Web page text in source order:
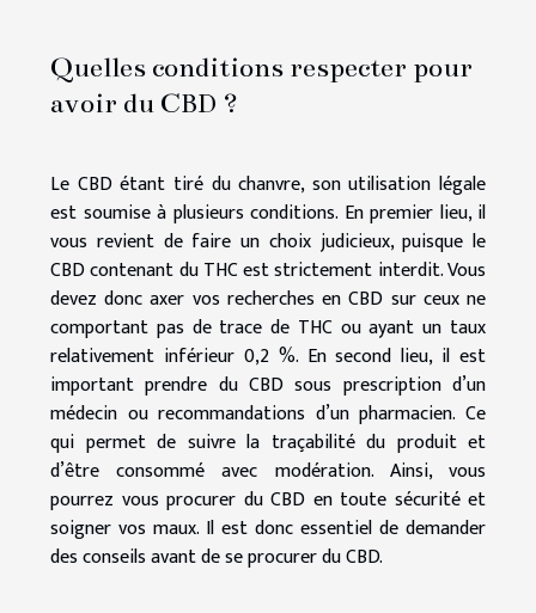
Quelles conditions respecter pour
avoir du CBD ?
Le CBD étant tiré du chanvre, son utilisation légale
est soumise à plusieurs conditions. En premier lieu, il
vous revient de faire un choix judicieux, puisque le
CBD contenant du THC est strictement interdit. Vous
devez donc axer vos recherches en CBD sur ceux ne
comportant pas de trace de THC ou ayant un taux
relativement inférieur 0,2 %. En second lieu, il est
important prendre du CBD sous prescription d’un
médecin ou recommandations d’un pharmacien. Ce
qui permet de suivre la traçabilité du produit et
d’être consommé avec modération. Ainsi, vous
pourrez vous procurer du CBD en toute sécurité et
soigner vos maux. Il est donc essentiel de demander
des conseils avant de se procurer du CBD.